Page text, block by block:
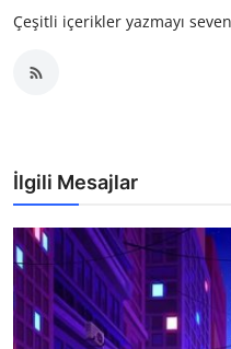
Çeşitli içerikler yazmayı
İlgili Mesajlar